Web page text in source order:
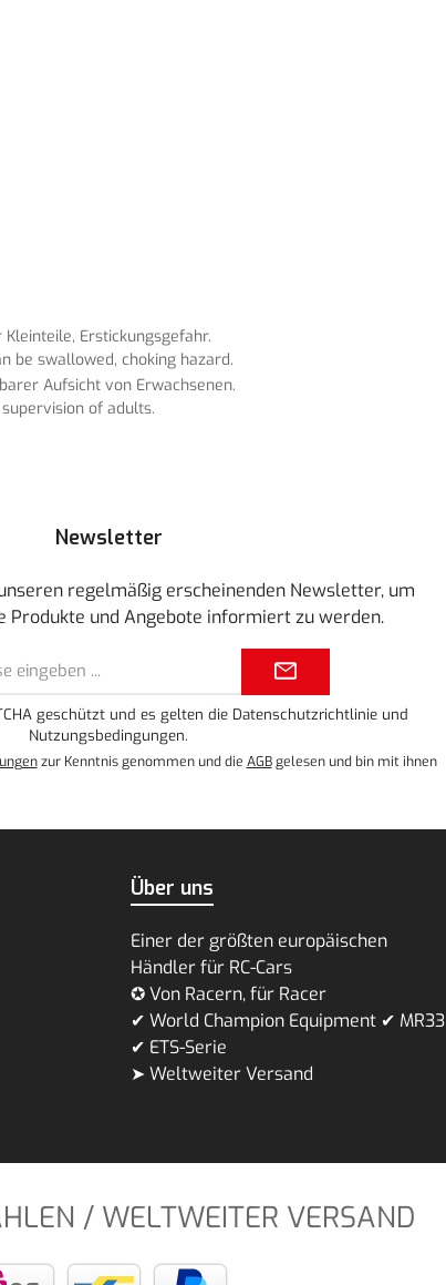
Erstickungsgefahr.
be swallowed, choking hazard.
Aufsicht von Erwachsenen.
of adults.
Newsletter
regelmäßig erscheinenden Newsletter, um
Produkte und Angebote informiert zu werden.
Mail-
geschützt und es gelten die Datenschutzrichtlinieund
Nutzungsbedingungen.
zur Kenntnis genommen und die AGBgelesen und bin mit ihnen
Über uns
Einer der größten europäischen
Händler für RC-Cars
✪ Von Racern, für Racer
✔ World Champion Equipment ✔ MR33
✔ ETS-Serie
➤ Weltweiter Versand
/ WELTWEITER VERSAND